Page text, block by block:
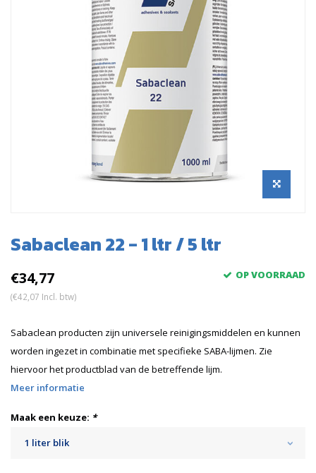
Sabaclean 22 - 1 ltr / 5 ltr
€34,77
(€42,07 Incl. btw)
OP VOORRAAD
Sabaclean producten zijn universele reinigingsmiddelen en kunnen
worden ingezet in combinatie met specifieke SABA-lijmen. Zie
hiervoor het productblad van de betreffende lijm.
Meer informatie
Maak een keuze: *
1 liter blik